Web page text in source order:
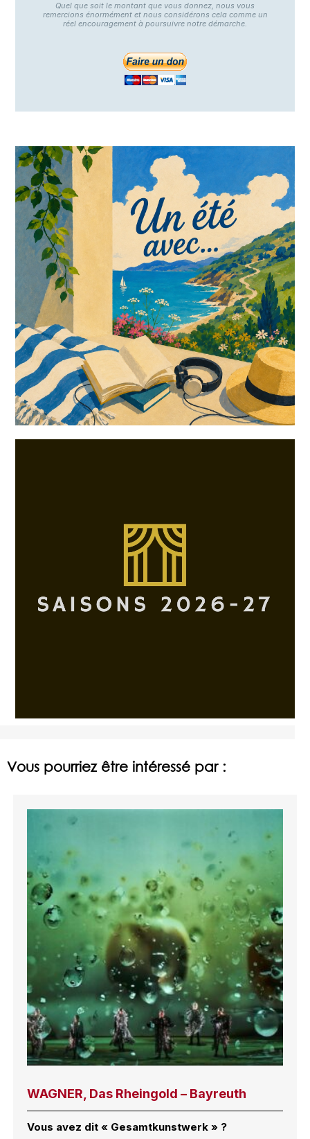
Quel que soit le montant que vous donnez, nous vous
remercions énormément et nous considérons cela comme un
réel encouragement à poursuivre notre démarche.
Vous pourriez être intéressé par :
WAGNER, Das Rheingold – Bayreuth
Vous avez dit « Gesamtkunstwerk » ?